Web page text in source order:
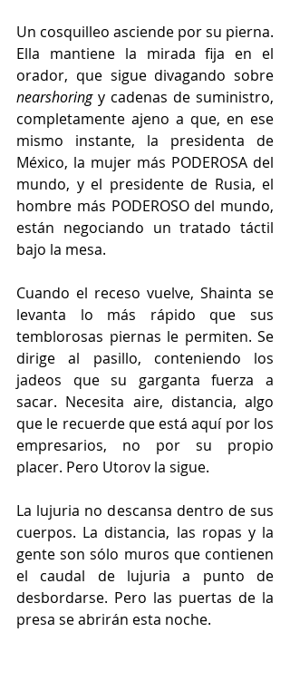
Un cosquilleo asciende por su pierna.
Ella mantiene la mirada fija en el
nearshoring y cadenas de suministro,
completamente ajeno a que, en ese
mismo instante, la presidenta de
México, la mujer más PODEROSA del
mundo, y el presidente de Rusia, el
hombre más PODEROSO del mundo,
están negociando un tratado táctil
bajo la mesa.
Cuando el receso vuelve, Shainta se
levanta lo más rápido que sus
temblorosas piernas le permiten. Se
dirige al pasillo, conteniendo los
jadeos que su garganta fuerza a
sacar. Necesita aire, distancia, algo
que le recuerde que está aquí por los
empresarios, no por su propio
placer. Pero Utorov la sigue.
La lujuria no descansa dentro de sus
cuerpos. La distancia, las ropas y la
gente son sólo muros que contienen
el caudal de lujuria a punto de
desbordarse. Pero las puertas de la
presa se abrirán esta noche.